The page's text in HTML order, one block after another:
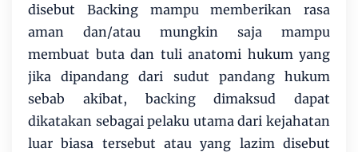
disebut Backing mampu memberikan rasa
aman dan/atau mungkin saja mampu
membuat buta dan tuli anatomi hukum yang
jika dipandang dari sudut pandang hukum
sebab akibat, backing dimaksud dapat
dikatakan sebagai pelaku utama dari kejahatan
luar biasa tersebut atau yang lazim disebut